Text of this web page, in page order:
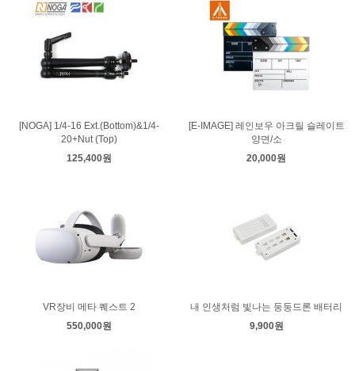
[NOGA] 1/4-16 Ext.(Bottom)&1/4-
20+Nut (Top)
125,400원
[E-IMAGE] 레인보우 아크릴 슬레이트
양면/소
20,000원
VR장비 메타 퀘스트 2
550,000원
내 인생처럼 빛나는 둥둥드론 배터리
9,900원